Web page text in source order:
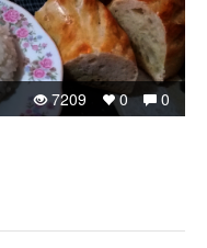
0
0
7209